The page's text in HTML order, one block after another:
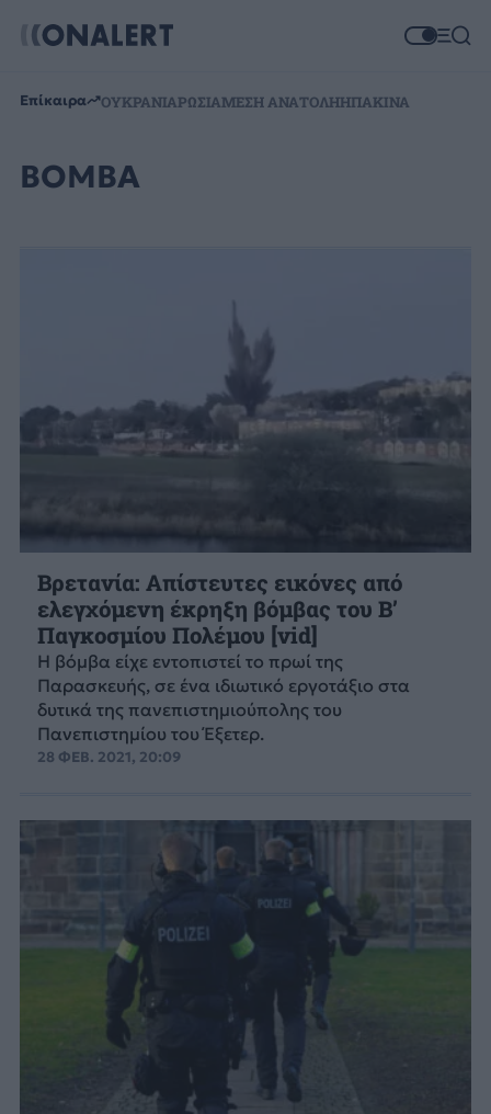
Επίκαιρα ΟΥΚΡΑΝΙΑΡΩΣΙΑΜΕΣΗ ΑΝΑΤΟΛΗΗΠΑΚΙΝΑ
ΒΟΜΒΑ
Βρετανία: Απίστευτες εικόνες από
ελεγχόμενη έκρηξη βόμβας του Β’
Παγκοσμίου Πολέμου [vid]
Η βόμβα είχε εντοπιστεί το πρωί της
Παρασκευής, σε ένα ιδιωτικό εργοτάξιο στα
δυτικά της πανεπιστημιούπολης του
Πανεπιστημίου του Έξετερ.
28 ΦΕΒ. 2021, 20:09